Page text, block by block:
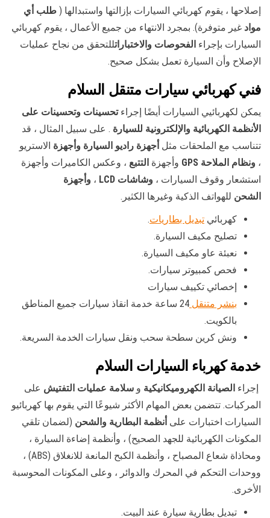
إصلاحها ، يقوم كهربائي السيارات بإزالتها واستبدالها ( طلب أي
مواد غير متوفرة). بمجرد الانتهاء من جميع الأعمال ، يقوم كهربائي
السيارات بإجراء الفحوصات والاختباراتللتحقق من نجاح عمليات
الإصلاح وأن السيارة تعمل بشكل صحيح.
فني كهربائي سيارات متنقل السلام
يمكن لكهربائيي السيارات أيضًا إجراءتحسينات وتحسينات على
الأنظمة الكهربائية والإلكترونية للسيارة . على سبيل المثال ، قد
تتناسب مع الملحقات مثل أجهزة راديو السيارة وأجهزة الاستريو
، ونظام الملاحة GPS وأجهزة التتبع ، وعكس الكاميرات وأجهزة
استشعار وقوف السيارات ، وشاشات LCD ، وأجهزة
الشحن للهواتف الذكية وغيرها الكثير.
كهربائي تبديل بطاريات.
تصليح مكيف السيارة.
نعبئة عاو مكيف السيارة.
فحص كمبيوتر سيارات.
إخصائي تكييف سيارات
بنشر متنقل
24 ساعة خدمة انقاذ سيارات جميع المناطق
بالكويت.
ونش كرين سطحة سحب ونقل سيارات الخدمة السريعة.
خدمة كهرباء السيارات السلام
إجراء الصيانة الكهروميكانيكية و سلامة عمليات التفتيش على
المركبات. تتضمن بعض المهام الأكثر شيوعًا التي يقوم بها كهربائيو
السيارات اختبارات على أنظمة البطارية والشحن (لضمان تلقي
المكونات الكهربائية للجهد الصحيح) ، وأنظمة إضاءة السيارة ،
ومحاذاة شعاع المصباح ، وأنظمة الكبح المانعة للانغلاق (ABS) ،
ووحدات التحكم في المحرك والدوائر ، وعلى المكونات المحوسبة
الأخرى.
تبديل بطارية سيارة عند البيت.